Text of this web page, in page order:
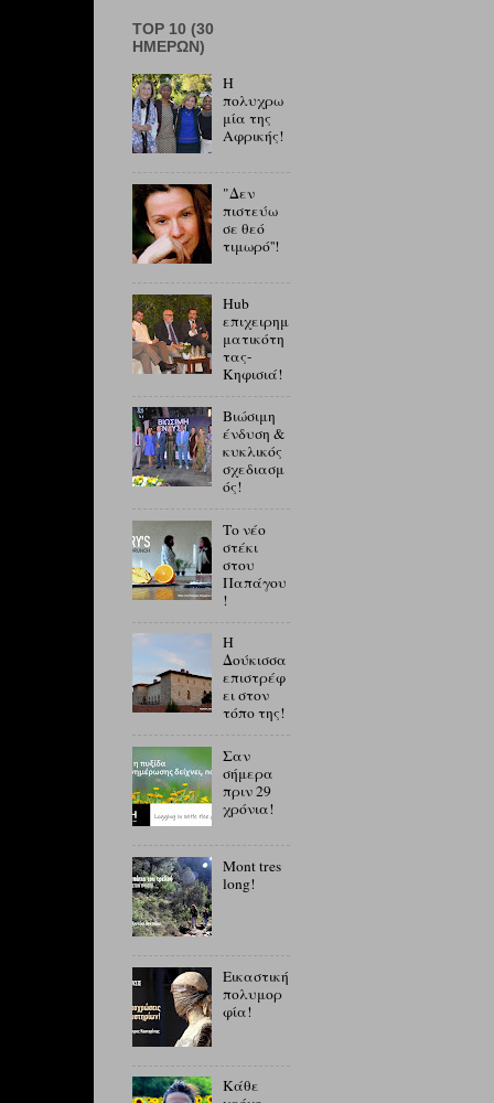
TOP 10 (30
ΗΜΕΡΏΝ)
Η
πολυχρω
μία της
Αφρικής!
"Δεν
πιστεύω
σε θεό
τιμωρό''!
Hub
επιχειρημ
ματικότη
τας-
Κηφισιά!
Βιώσιμη
ένδυση &
κυκλικός
σχεδιασμ
ός!
Το νέο
στέκι
στου
Παπάγου
!
Η
Δούκισσα
επιστρέφ
ει στον
τόπο της!
Σαν
σήμερα
πριν 29
χρόνια!
Mont tres
long!
Εικαστική
πολυμορ
φία!
Κάθε